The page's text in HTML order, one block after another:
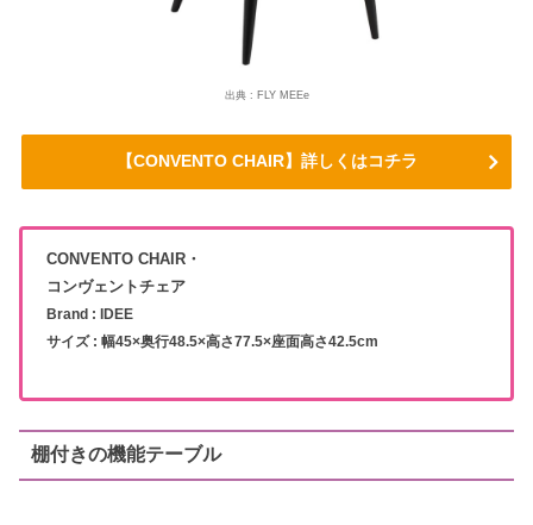
出典 : FLY MEEe
【CONVENTO CHAIR】詳しくはコチラ
CONVENTO CHAIR・
コンヴェントチェア
Brand : IDEE
サイズ : 幅45×奥行48.5×高さ77.5×座面高さ42.5cm
棚付きの機能テーブル